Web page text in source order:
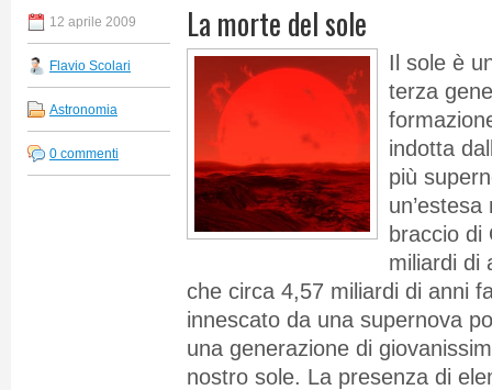
12 aprile 2009
Flavio Scolari
Astronomia
0 commenti
La morte del sole
Il sole è
terza
indotta
più
braccio di
miliardi di
che circa 4,57 miliardi di anni
innescato da una supernova
una generazione di
nostro sole. La presenza di